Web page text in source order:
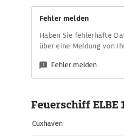
Fehler melden
Haben Sie fehlerhafte
über eine Meldung von
Fehler melden
Feuerschiff ELBE
Cuxhaven